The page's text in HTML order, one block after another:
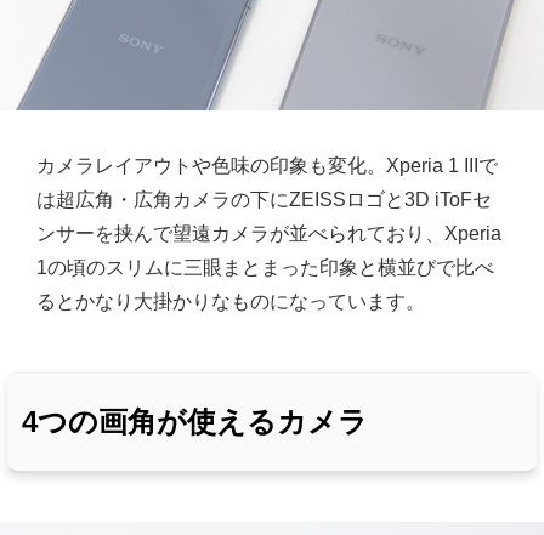
カメラレイアウトや色味の印象も変化。Xperia 1 IIIで
は超広角・広角カメラの下にZEISSロゴと3D iToFセ
ンサーを挟んで望遠カメラが並べられており、Xperia
1の頃のスリムに三眼まとまった印象と横並びで比べ
るとかなり大掛かりなものになっています。
4つの画角が使えるカメラ